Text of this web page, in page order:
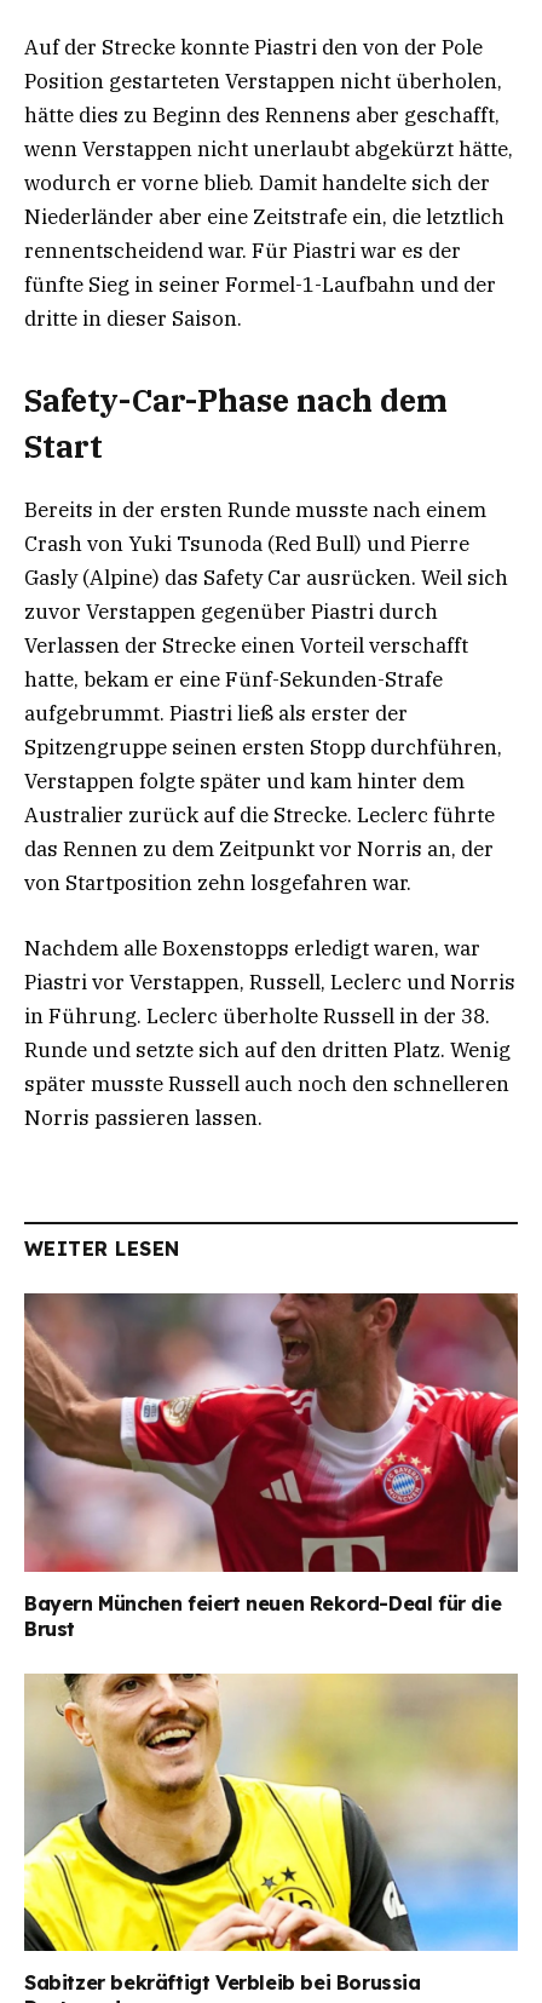
Auf der Strecke konnte Piastri den von der Pole
Position gestarteten Verstappen nicht überholen,
hätte dies zu Beginn des Rennens aber geschafft,
wenn Verstappen nicht unerlaubt abgekürzt hätte,
wodurch er vorne blieb. Damit handelte sich der
Niederländer aber eine Zeitstrafe ein, die letztlich
rennentscheidend war. Für Piastri war es der
fünfte Sieg in seiner Formel-1-Laufbahn und der
dritte in dieser Saison.
Safety-Car-Phase nach dem
Start
Bereits in der ersten Runde musste nach einem
Crash von Yuki Tsunoda (Red Bull) und Pierre
Gasly (Alpine) das Safety Car ausrücken. Weil sich
zuvor Verstappen gegenüber Piastri durch
Verlassen der Strecke einen Vorteil verschafft
hatte, bekam er eine Fünf-Sekunden-Strafe
aufgebrummt. Piastri ließ als erster der
Spitzengruppe seinen ersten Stopp durchführen,
Verstappen folgte später und kam hinter dem
Australier zurück auf die Strecke. Leclerc führte
das Rennen zu dem Zeitpunkt vor Norris an, der
von Startposition zehn losgefahren war.
Nachdem alle Boxenstopps erledigt waren, war
Piastri vor Verstappen, Russell, Leclerc und Norris
in Führung. Leclerc überholte Russell in der 38.
Runde und setzte sich auf den dritten Platz. Wenig
später musste Russell auch noch den schnelleren
Norris passieren lassen.
WEITER LESEN
Bayern München feiert neuen Rekord-Deal für die
Brust
Sabitzer bekräftigt Verbleib bei Borussia